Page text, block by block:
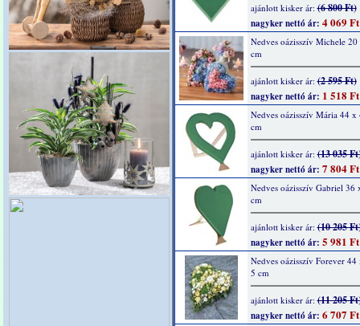
ajánlott kisker ár:(6 800 Ft)
nagyker nettó ár: 4 069 Ft
Nedves oázisszív Michele
cm
ajánlott kisker ár:(2 595 Ft)
nagyker nettó ár: 1 518 Ft
Nedves oázisszív Mária 44
cm
ajánlott kisker ár:(13 035
nagyker nettó ár: 7 804 Ft
Nedves oázisszív Gabriel 36
cm
ajánlott kisker ár:(10 205
nagyker nettó ár: 5 981 Ft
Nedves oázisszív Forever
5 cm
ajánlott kisker ár:(11 205
nagyker nettó ár: 6 707 Ft